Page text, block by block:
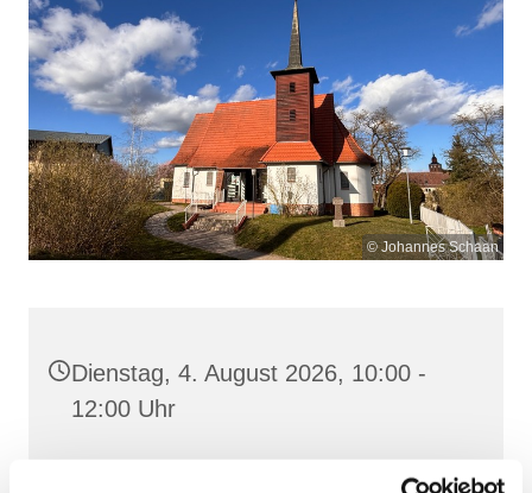
© Johannes Schaan
Dienstag, 4. August 2026, 10:00 -
12:00 Uhr